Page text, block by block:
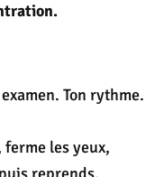
Ton rythme.
les yeux,